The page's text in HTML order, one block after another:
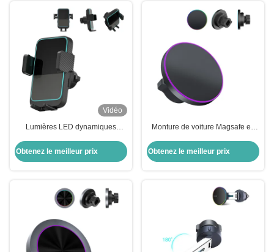
Vidéo
Lumières LED dynamiques
Double bobine Iphone Chargeur
Obtenez le meilleur prix
Monture de voiture Magsafe en
lentille personnalisable
Obtenez le meilleur prix